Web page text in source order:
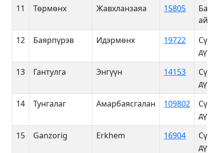
11
Төрмөнх Жавхланзаяа 15805
12
Баярпүрэв Идэрмөнх 19722
13
Гантулга Энгүүн 14153
14
Тунгалаг Амарбаясгалан 109802
15
Ganzorig Erkhem 16904